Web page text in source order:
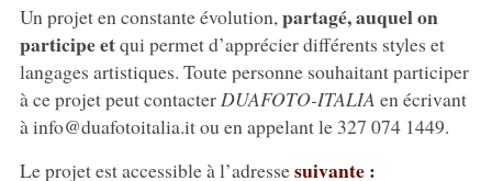
Un projet en constante évolution, partagé, auquel on
participe etqui permet d’apprécier différents styles et
langages artistiques. Toute personne souhaitant participer
à ce projet peut contacter DUAFOTO-ITALIA en écrivant
à info@duafotoitalia.it ou en appelant le 327 074 1449.
Le projet est accessible à l’adressesuivante :